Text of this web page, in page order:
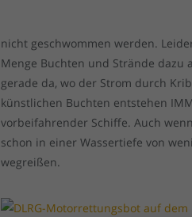
nicht geschwommen werden.
Menge Buchten und Strände dazu
gerade da, wo der Strom durch
künstlichen Buchten entstehen
vorbeifahrender Schiffe. Auch
schon in einer Wassertiefe von
wegreißen.